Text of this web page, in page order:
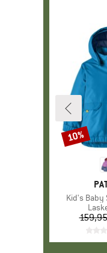
Tuote
Kid's Baby
Alennus
10%